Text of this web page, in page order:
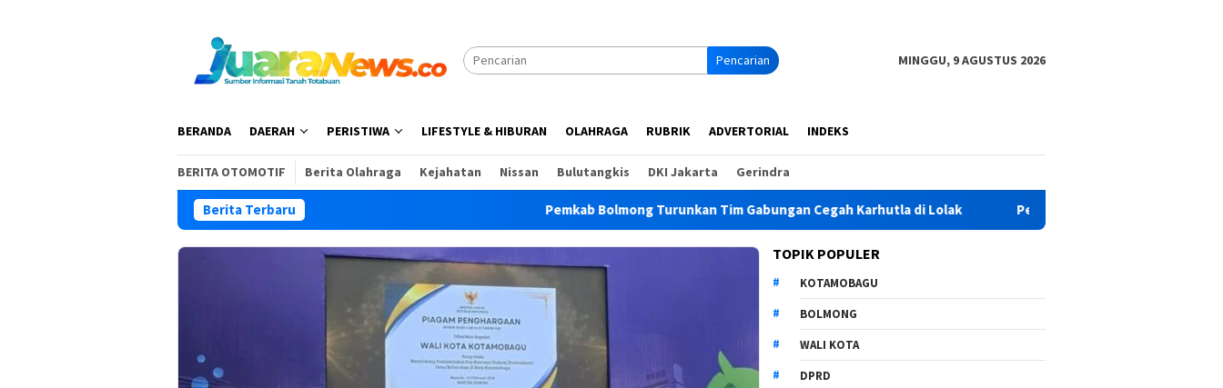
Pencarian MINGGU, 9 AGUSTUS 2026
BERANDA DAERAH PERISTIWA LIFESTYLE & HIBURAN OLAHRAGA RUBRIK ADVERTORIAL INDEKS
BERITA OTOMOTIF Berita Olahraga Kejahatan Nissan Bulutangkis DKI Jakarta Gerindra
Berita Terbaru Pemkab Bolmong Turunkan Tim Gabungan Cegah Karhutla di Lolak Pemkab Bolmong Raih Nilai Tertinggi
TOPIK POPULER
KOTAMOBAGU
BOLMONG
WALI KOTA
DPRD